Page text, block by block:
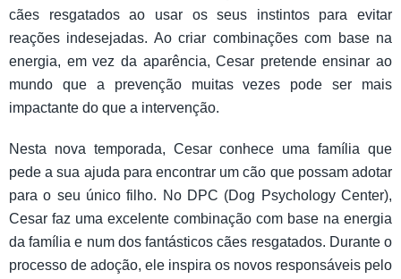
cães resgatados ao usar os seus instintos para evitar
reações indesejadas. Ao criar combinações com base na
energia, em vez da aparência, Cesar pretende ensinar ao
mundo que a prevenção muitas vezes pode ser mais
impactante do que a intervenção.
Nesta nova temporada, Cesar conhece uma família que
pede a sua ajuda para encontrar um cão que possam adotar
para o seu único filho. No DPC (Dog Psychology Center),
Cesar faz uma excelente combinação com base na energia
da família e num dos fantásticos cães resgatados. Durante o
processo de adoção, ele inspira os novos responsáveis pelo